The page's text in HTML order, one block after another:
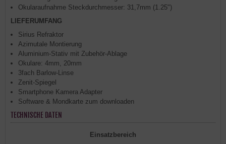
Okularaufnahme Steckdurchmesser: 31,7mm (1.25")
LIEFERUMFANG
Sirius Refraktor
Azimutale Montierung
Aluminium-Stativ mit Zubehör-Ablage
Okulare: 4mm, 20mm
3fach Barlow-Linse
Zenit-Spiegel
Smartphone Kamera Adapter
Software & Mondkarte zum downloaden
TECHNISCHE DATEN
Einsatzbereich